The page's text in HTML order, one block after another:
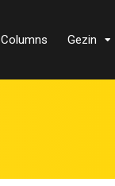
Columns Gezin